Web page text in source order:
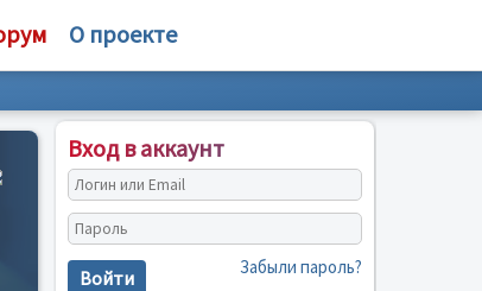
О проекте
Вход в аккаунт
Войти Забыли пароль?